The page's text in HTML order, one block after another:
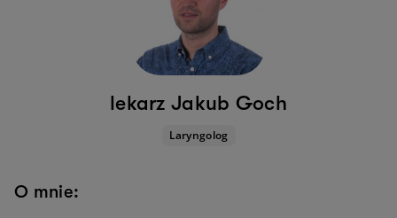
lekarz Jakub Goch
Laryngolog
O mnie: